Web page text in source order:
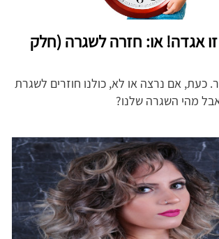
אגדה! או: חזרה לשגרה (חלק
כעת, אם נרצה או לא, כולנו חוזרים לשגרת
מהי השגרה שלנו?